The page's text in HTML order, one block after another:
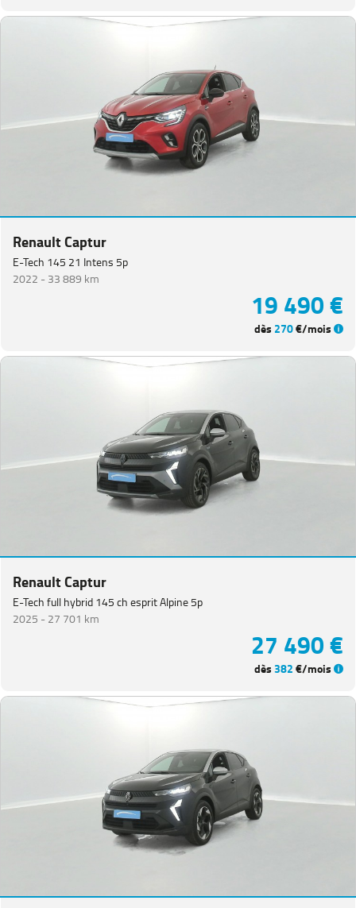
Renault Captur
E-Tech 145 21 Intens 5p
2022 -33 889 km
19 490 €
dès 270€/mois
Renault Captur
E-Tech full hybrid 145 ch esprit Alpine 5p
2025 -27 701 km
27 490 €
dès382€/mois